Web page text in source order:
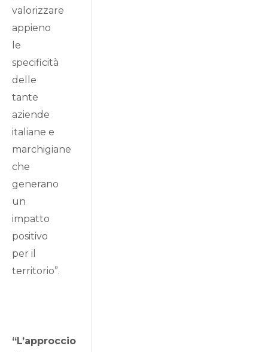
valorizzare
appieno
le
specificità
delle
tante
aziende
italiane e
marchigiane
che
generano
un
impatto
positivo
per il
territorio”.
“L’approccio